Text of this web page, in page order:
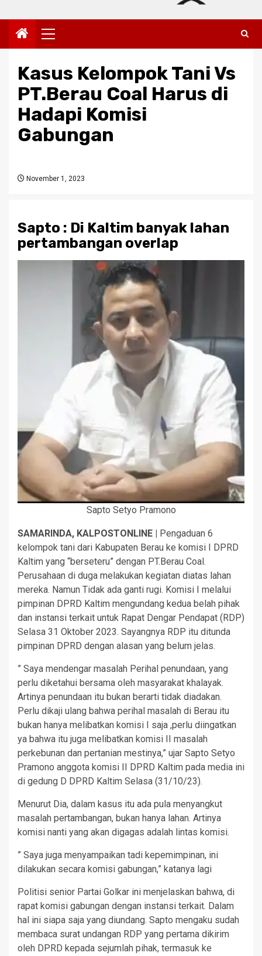
Primary
Menu
Kasus Kelompok Tani Vs
PT.Berau Coal Harus di
Hadapi Komisi
Gabungan
November 1, 2023
Sapto : Di Kaltim banyak lahan
pertambangan overlap
Sapto Setyo Pramono
SAMARINDA, KALPOSTONLINE |
Pengaduan 6
kelompok tani dari Kabupaten Berau ke komisi I DPRD
Kaltim yang “berseteru” dengan PT.Berau Coal.
Perusahaan di duga melakukan kegiatan diatas lahan
mereka. Namun Tidak ada ganti rugi. Komisi I melalui
pimpinan DPRD Kaltim mengundang kedua belah pihak
dan instansi terkait untuk Rapat Dengar Pendapat (RDP)
Selasa 31 Oktober 2023. Sayangnya RDP itu ditunda
pimpinan DPRD dengan alasan yang belum jelas.
” Saya mendengar masalah Perihal penundaan, yang
perlu diketahui bersama oleh masyarakat khalayak.
Artinya penundaan itu bukan berarti tidak diadakan.
Perlu dikaji ulang bahwa perihal masalah di Berau itu
bukan hanya melibatkan komisi I saja ,perlu diingatkan
ya bahwa itu juga melibatkan komisi II masalah
perkebunan dan pertanian mestinya,” ujar Sapto Setyo
Pramono anggota komisi II DPRD Kaltim pada media ini
di gedung D DPRD Kaltim Selasa (31/10/23).
Menurut Dia, dalam kasus itu ada pula menyangkut
masalah pertambangan, bukan hanya lahan. Artinya
komisi nanti yang akan digagas adalah lintas komisi.
” Saya juga menyampaikan tadi kepemimpinan, ini
dilakukan secara komisi gabungan,” katanya lagi
Politisi senior Partai Golkar ini menjelaskan bahwa, di
rapat komisi gabungan dengan instansi terkait. Dalam
hal ini siapa saja yang diundang. Sapto mengaku sudah
membaca surat undangan RDP yang pertama dikirim
oleh DPRD kepada sejumlah pihak, termasuk ke